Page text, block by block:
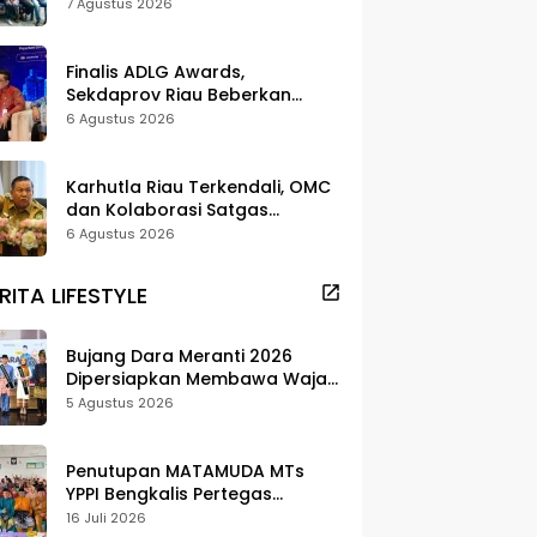
Finalis ADLG Awards,
Sekdaprov Riau Beberkan
Strategi Digitalisasi untuk
6 Agustus 2026
Karhutla Riau Terkendali, OMC
dan Kolaborasi Satgas
Berhasil Tekan Titik Api
6 Agustus 2026
LIFESTYLE
Bujang Dara Meranti 2026
Dipersiapkan Membawa Wajah
Daerah ke Publik
5 Agustus 2026
Penutupan MATAMUDA MTs
YPPI Bengkalis Pertegas
Pendidikan Berbasis Adat dan
16 Juli 2026